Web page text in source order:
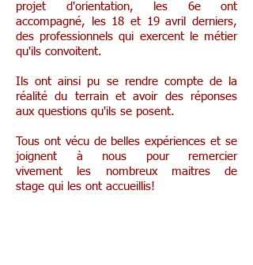
projet d'orientation, les 6e ont
accompagné, les 18 et 19 avril derniers,
des professionnels qui exercent le métier
qu'ils convoitent.
Ils ont ainsi pu se rendre compte de la
réalité du terrain et avoir des réponses
aux questions qu'ils se posent.
Tous ont vécu de belles expériences et se
joignent à nous pour remercier
vivement les nombreux maitres de
stage qui les ont accueillis!